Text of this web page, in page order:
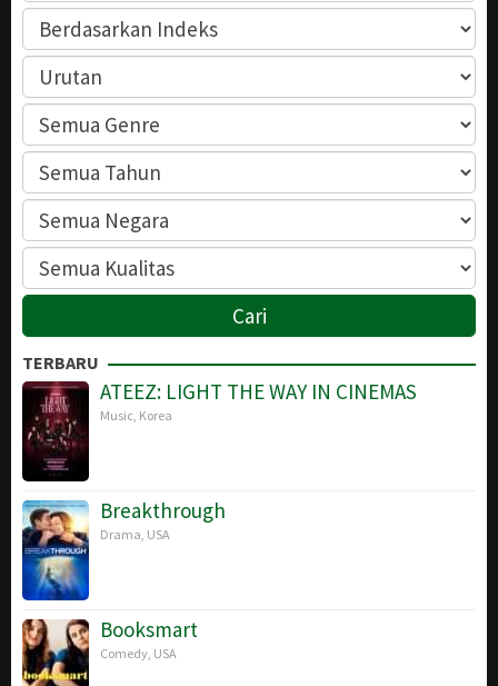
TERBARU
ATEEZ: LIGHT THE WAY IN CINEMAS
Music Korea
Breakthrough
Drama USA
Booksmart
Comedy USA